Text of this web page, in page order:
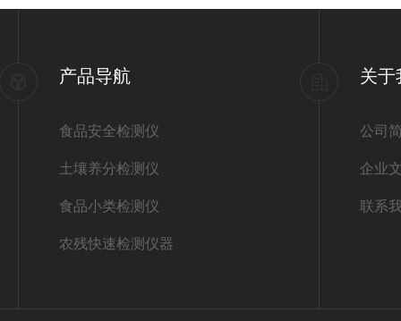
产品导航
食品安全检测仪
土壤养分检测仪
食品小类检测仪
农残快速检测仪器
关于
公司
企业
联系